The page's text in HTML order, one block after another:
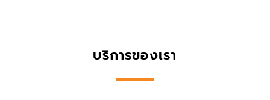
บริการของเรา